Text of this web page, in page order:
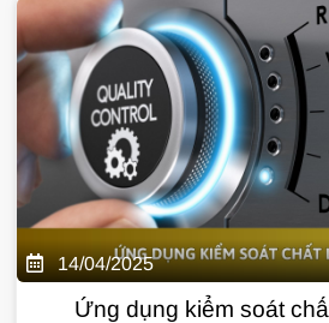
14/04/2025
Ứng dụng kiểm soát